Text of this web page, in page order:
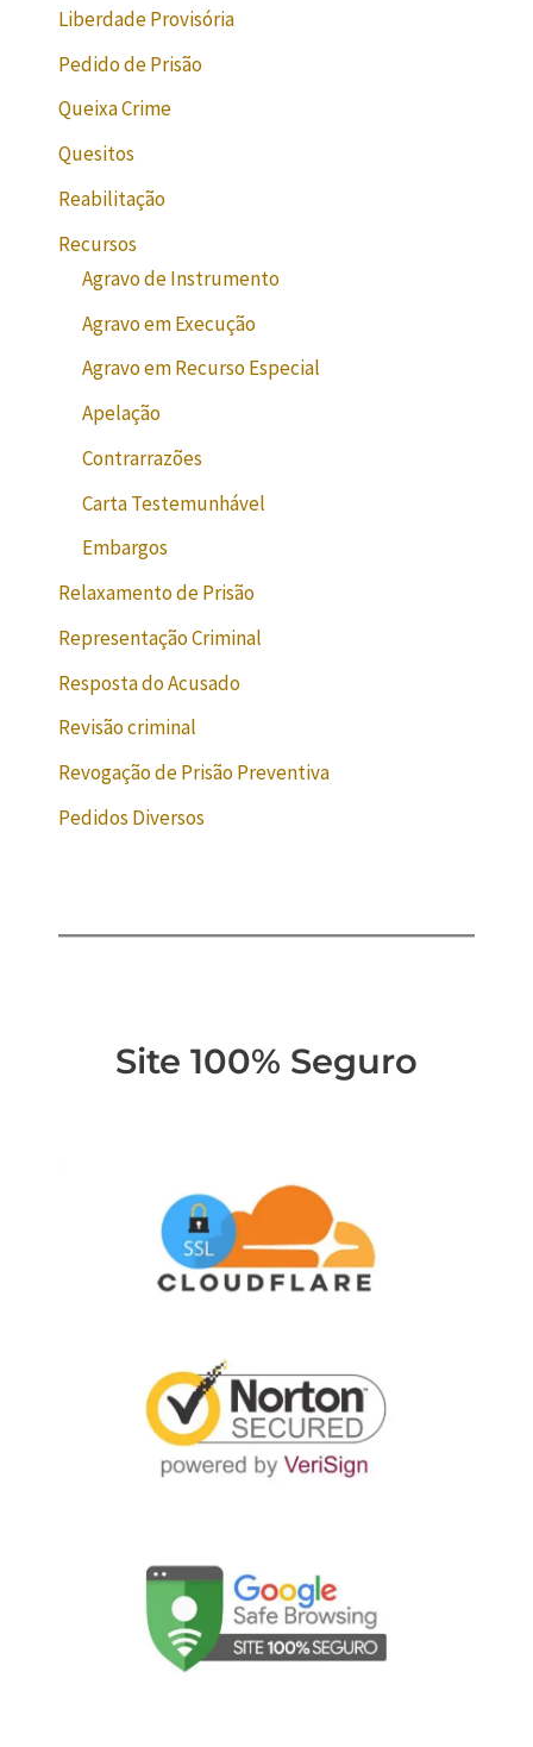
Liberdade Provisória
Pedido de Prisão
Queixa Crime
Quesitos
Reabilitação
Recursos
Agravo de Instrumento
Agravo em Execução
Agravo em Recurso Especial
Apelação
Contrarrazões
Carta Testemunhável
Embargos
Relaxamento de Prisão
Representação Criminal
Resposta do Acusado
Revisão criminal
Revogação de Prisão Preventiva
Pedidos Diversos
Site 100% Seguro